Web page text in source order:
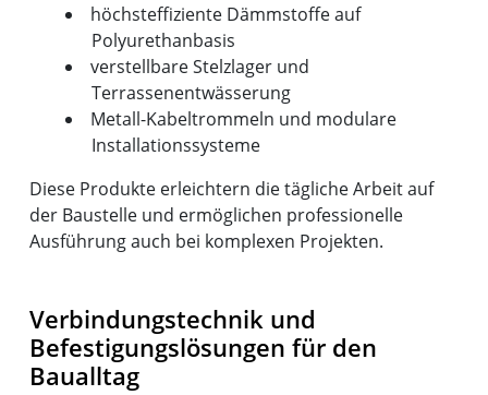
höchsteffiziente Dämmstoffe auf
Polyurethanbasis
verstellbare Stelzlager und
Terrassenentwässerung
Metall-Kabeltrommeln und modulare
Installationssysteme
Diese Produkte erleichtern die tägliche Arbeit auf
der Baustelle und ermöglichen professionelle
Ausführung auch bei komplexen Projekten.
Verbindungstechnik und
Befestigungslösungen für den
Baualltag